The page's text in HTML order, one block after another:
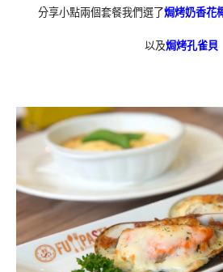
分享小點兩個套餐我們選了焗烤奶香花
以及焗烤孔雀貝